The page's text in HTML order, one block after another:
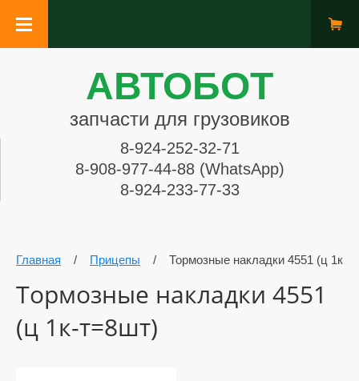
АВТОБОТ
запчасти для грузовиков
8-924-252-32-71
8-908-977-44-88 (WhatsApp)
8-924-233-77-33
Главная / Прицепы / Тормозные накладки 4551 (ц 1к-
Тормозные накладки 4551
(ц 1к-т=8шт)